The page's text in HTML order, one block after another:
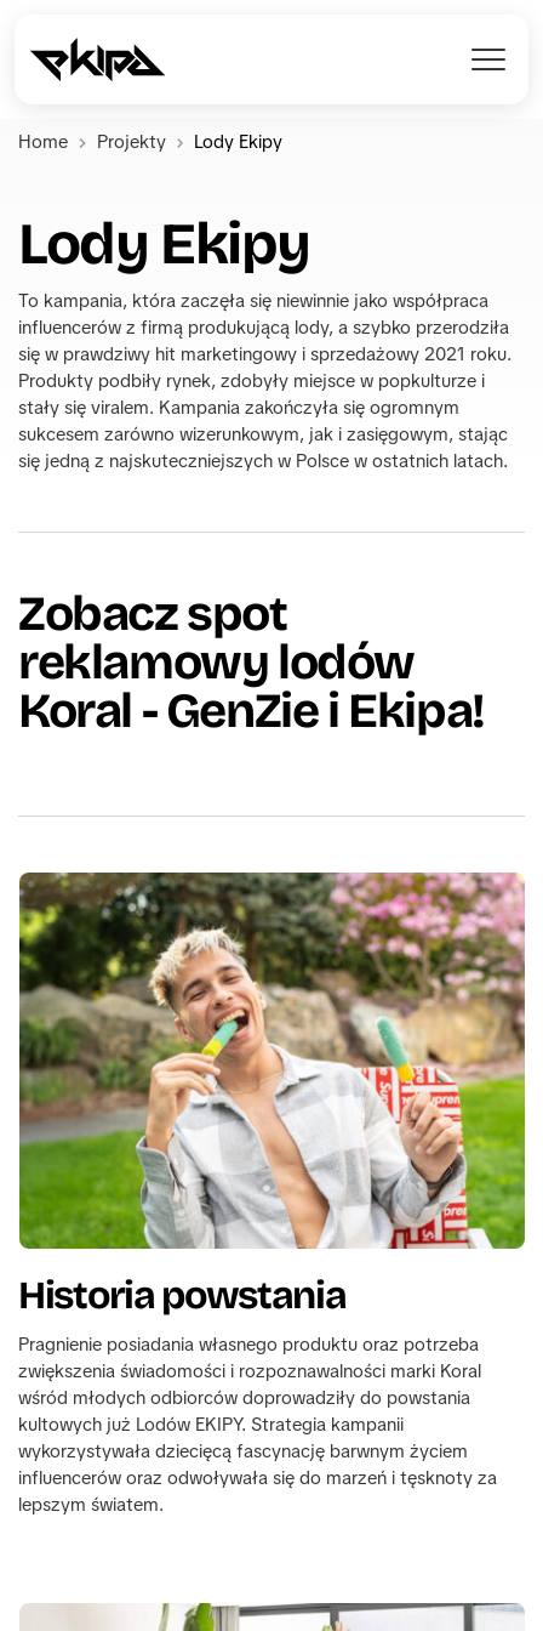
Home Projekty Lody Ekipy
Lody Ekipy
To kampania, która zaczęła się niewinnie jako współpraca
influencerów z firmą produkującą lody, a szybko przerodziła
się w prawdziwy hit marketingowy i sprzedażowy 2021 roku.
Produkty podbiły rynek, zdobyły miejsce w popkulturze i
stały się viralem. Kampania zakończyła się ogromnym
sukcesem zarówno wizerunkowym, jak i zasięgowym, stając
się jedną z najskuteczniejszych w Polsce w ostatnich latach.
Zobacz spot
reklamowy lodów
Koral - GenZie i Ekipa!
Historia powstania
Pragnienie posiadania własnego produktu oraz potrzeba
zwiększenia świadomości i rozpoznawalności marki Koral
wśród młodych odbiorców doprowadziły do powstania
kultowych już Lodów EKIPY. Strategia kampanii
wykorzystywała dziecięcą fascynację barwnym życiem
influencerów oraz odwoływała się do marzeń i tęsknoty za
lepszym światem.